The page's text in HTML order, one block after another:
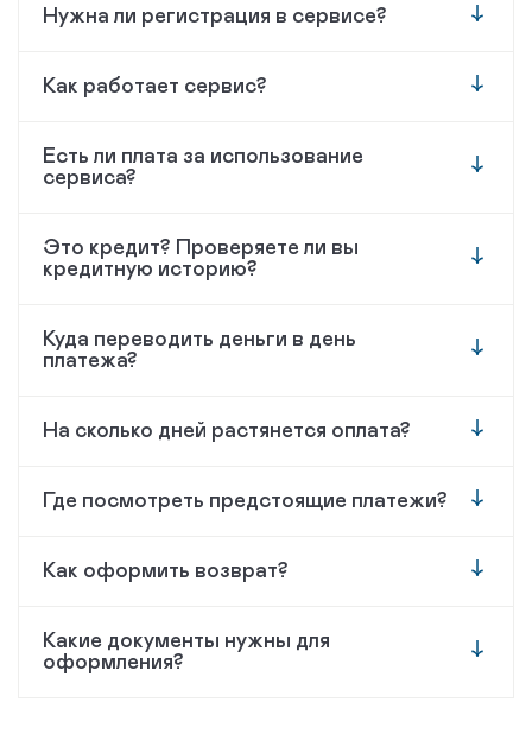
Нужна ли регистрация в сервисе?
Как работает сервис?
Есть ли плата за использование
сервиса?
Это кредит? Проверяете ли вы
кредитную историю?
Куда переводить деньги в день
платежа?
На сколько дней растянется оплата?
Где посмотреть предстоящие платежи?
Как оформить возврат?
Какие документы нужны для
оформления?